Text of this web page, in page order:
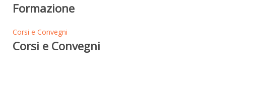
Formazione
Corsi e Convegni
Corsi e Convegni